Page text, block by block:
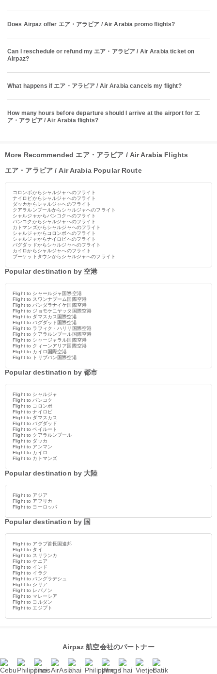
Does Airpaz offer エア・アラビア / Air Arabia promo flights?
Can I reschedule or refund my エア・アラビア / Air Arabia ticket on
Airpaz?
What happens if エア・アラビア / Air Arabia cancels my flight?
How many hours before departure should I arrive at the airport for エ
ア・アラビア / Air Arabia flights?
More Recommended エア・アラビア / Air Arabia Flights
エア・アラビア / Air Arabia Popular Route
コロンボからシャルジャへのフライト
ナイロビからシャルジャへのフライト
ダッカからシャルジャへのフライト
クアラルンプールからシャルジャへのフライト
シャルジャからバンコクへのフライト
バンコクからシャルジャへのフライト
カトマンズからシャルジャへのフライト
シャルジャからコロンボへのフライト
シャルジャからナイロビへのフライト
バグダッドからシャルジャへのフライト
カイロからシャルジャへのフライト
プーケットタウンからシャルジャへのフライト
Popular destination by 空港
Flight to シャールジャ国際空港
Flight to スワンナプーム国際空港
Flight to バンダラナイケ国際空港
Flight to ジョモケニヤッタ国際空港
Flight to ダマスカス国際空港
Flight to バグダッド国際空港
Flight to ラフィク・ハリリ国際空港
Flight to クアラルンプール国際空港
Flight to シャージャラル国際空港
Flight to クィーンアリア国際空港
Flight to カイロ国際空港
Flight to トリブバン国際空港
Popular destination by 都市
Flight to シャルジャ
Flight to バンコク
Flight to コロンボ
Flight to ナイロビ
Flight to ダマスカス
Flight to バグダッド
Flight to ベイルート
Flight to クアラルンプール
Flight to ダッカ
Flight to アンマン
Flight to カイロ
Flight to カトマンズ
Popular destination by 大陸
Flight to アジア
Flight to アフリカ
Flight to ヨーロッパ
Popular destination by 国
Flight to アラブ首長国連邦
Flight to タイ
Flight to スリランカ
Flight to ケニア
Flight to インド
Flight to イラク
Flight to バングラデシュ
Flight to シリア
Flight to レバノン
Flight to マレーシア
Flight to ヨルダン
Flight to エジプト
Airpaz 航空会社のパートナー